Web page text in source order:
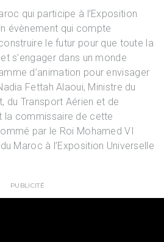
qui participe à l’Exposition
évènement qui compte
le futur pour que toute la
s’engager dans un monde
d’animation pour envisager
Fettah Alaoui, Ministre du
du Transport Aérien et de
la commissaire de cette
par le Roi Mohamed VI
Maroc à l’Exposition Universelle
PUBLICITÉ